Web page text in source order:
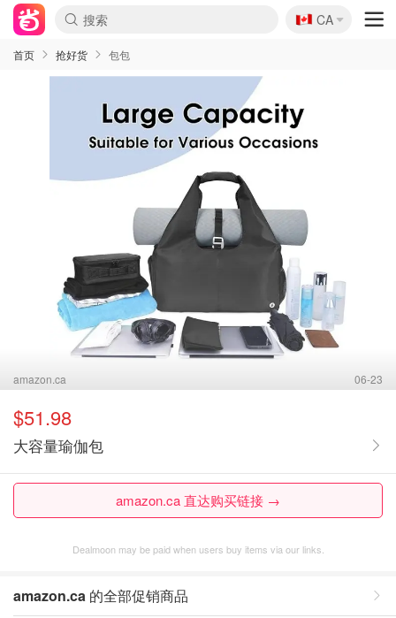
🇨🇦
CA
首页 抢好货 包包
amazon.ca 06-23
$51.98
大容量瑜伽包
amazon.ca 直达购买链接 →
Dealmoon may be paid when users buy items via our links.
amazon.ca 的全部促销商品